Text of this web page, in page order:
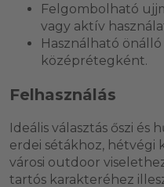
Felgombolható
vagy aktív
Használható
középrétegként.
Felhasználás
Ideális választás őszi és
erdei sétákhoz, hétvégi
városi outdoor
tartós karakteréhez